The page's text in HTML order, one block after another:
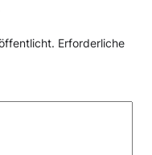
Erforderliche